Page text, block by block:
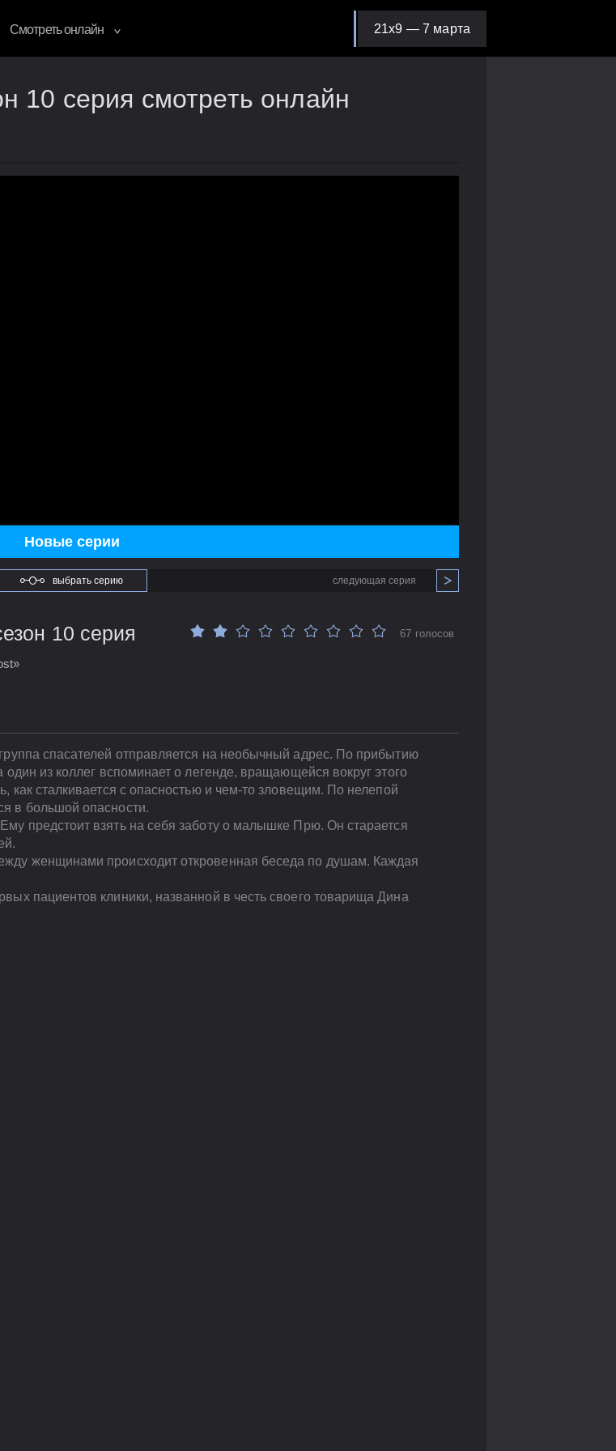
Смотреть онлайн 21х9 — 7 марта
10 серия смотреть онлайн
Новые серии
выбрать серию следующая серия
10 серия 67 голосов
спасателей отправляется на необычный адрес. По прибытию
из коллег вспоминает о легенде, вращающейся вокруг этого
как сталкивается с опасностью и чем-то зловещим. По нелепой
в большой опасности.
предстоит взять на себя заботу о малышке Прю. Он старается
женщинами происходит откровенная беседа по душам. Каждая
пациентов клиники, названной в честь своего товарища Дина